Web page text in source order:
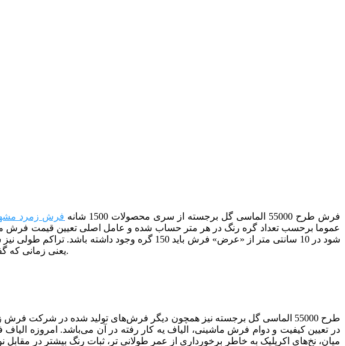
فرش طرح 55000 الماسی گل برجسته از سری محصولات 1500 شانه فرش زمرد
عموما برحسب تعداد گره رنگ در هر متر حساب شده و عامل اصلی تعیین قیمت فرش
یعنی زمانی که گفته می‌شود فرشی تراکم 4500 دارد به این معنی است که در 10 سانتی متر از طول فرش باید 225 گره وجود داشته باشد.
طرح 55000 الماسی
در تعیین کیفیت و دوام فرش ماشینی، الیاف یه کار رفته در آن می‌باشد. امروزه
میان، نخ‌های اکریلیک به خاطر برخورداری از عمر طولانی تر، ثبات رنگ بیشتر در